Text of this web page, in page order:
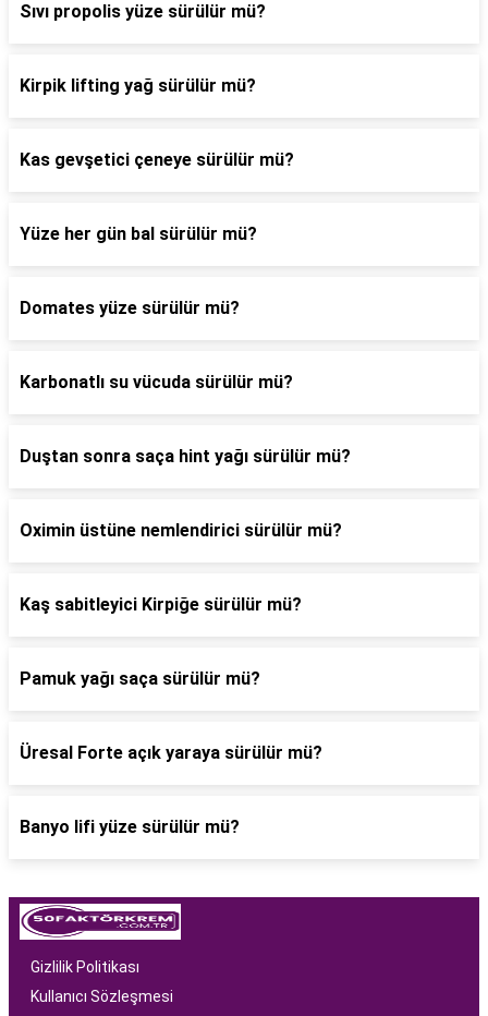
Sıvı propolis yüze sürülür mü?
Kirpik lifting yağ sürülür mü?
Kas gevşetici çeneye sürülür mü?
Yüze her gün bal sürülür mü?
Domates yüze sürülür mü?
Karbonatlı su vücuda sürülür mü?
Duştan sonra saça hint yağı sürülür mü?
Oximin üstüne nemlendirici sürülür mü?
Kaş sabitleyici Kirpiğe sürülür mü?
Pamuk yağı saça sürülür mü?
Üresal Forte açık yaraya sürülür mü?
Banyo lifi yüze sürülür mü?
Gizlilik Politikası
Kullanıcı Sözleşmesi